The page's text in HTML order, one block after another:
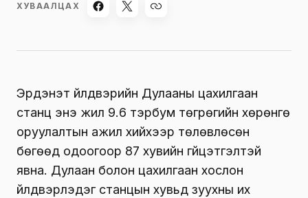
ХУВААЛЦАХ
Эрдэнэт үйлдвэрийн Дулааны цахилгаан
станц энэ жил 9.6 тэрбум төгрөгийн хөрөнгө
оруулалтын ажил хийхээр төлөвлөсөн
бөгөөд одоогоор 87 хувийн гүйцэтгэлтэй
явна. Дулаан болон цахилгаан хослон
үйлдвэрлэдэг станцын хувьд зуухны их